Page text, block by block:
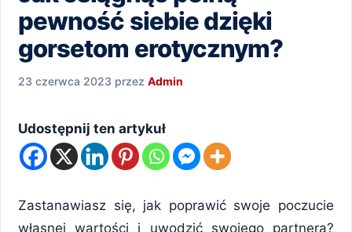
pewność siebie dzięki
gorsetom erotycznym?
23 czerwca 2023 przez Admin
Udostępnij ten artykuł
Zastanawiasz się, jak poprawić swoje poczucie
własnej wartości i uwodzić swojego partnera?